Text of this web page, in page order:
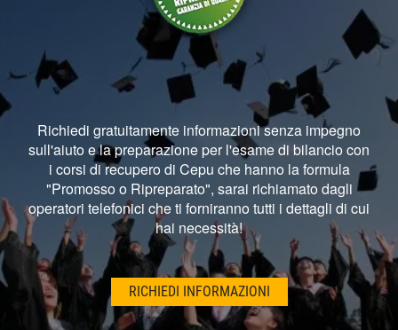
Richiedi gratuitamente informazioni senza impegno
sull'aiuto e la preparazione per l'esame di bilancio con
i corsi di recupero di Cepu che hanno la formula
"Promosso o Ripreparato", sarai richiamato dagli
operatori telefonici che ti forniranno tutti i dettagli di cui
hai necessità!
RICHIEDI INFORMAZIONI